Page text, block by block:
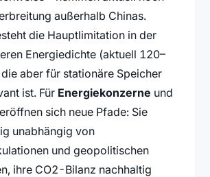
außerhalb Chinas.
die Hauptlimitation in der
Energiedichte (aktuell 120–
aber für stationäre Speicher
ist. Für Energiekonzerne und
eröffnen sich neue Pfade: Sie
unabhängig von
und geopolitischen
ihre CO2-Bilanz nachhaltig